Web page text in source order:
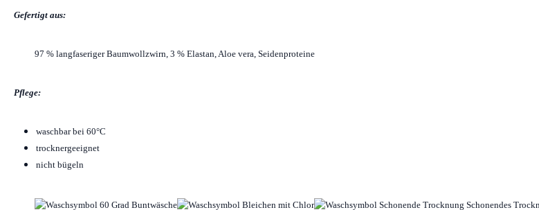
Gefertigt aus:
97 % langfaseriger Baumwollzwirn, 3 % Elastan, Aloe vera, Seidenproteine
Pflege:
waschbar bei 60°C
trocknergeeignet
nicht bügeln